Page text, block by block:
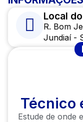
Local
R. Bom
Jundiaí -
Técnico
Estude de onde